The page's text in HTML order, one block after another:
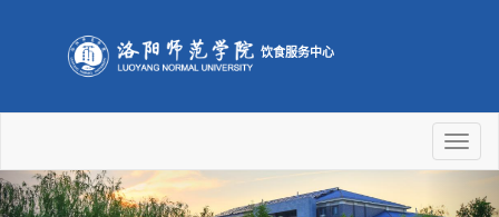
饮食服务中心
Previous